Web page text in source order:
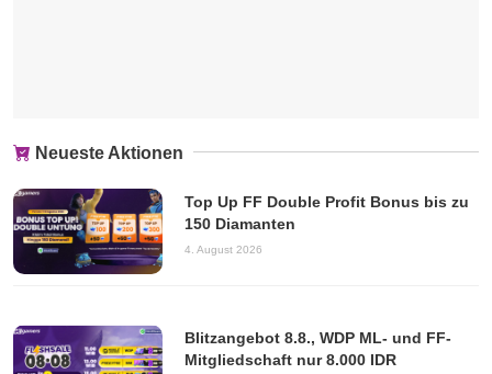
Neueste Aktionen
Top Up FF Double Profit Bonus bis zu
150 Diamanten
4. August 2026
Blitzangebot 8.8., WDP ML- und FF-
Mitgliedschaft nur 8.000 IDR